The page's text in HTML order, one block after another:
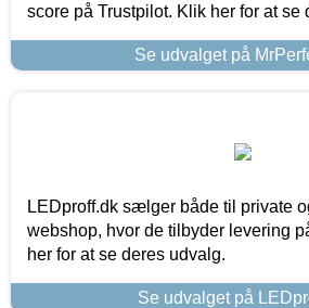
score på Trustpilot. Klik her for at se
Se udvalget på
LEDproff.dk sælger både til private
webshop, hvor de tilbyder levering
her for at se deres udvalg.
Se udvalget på